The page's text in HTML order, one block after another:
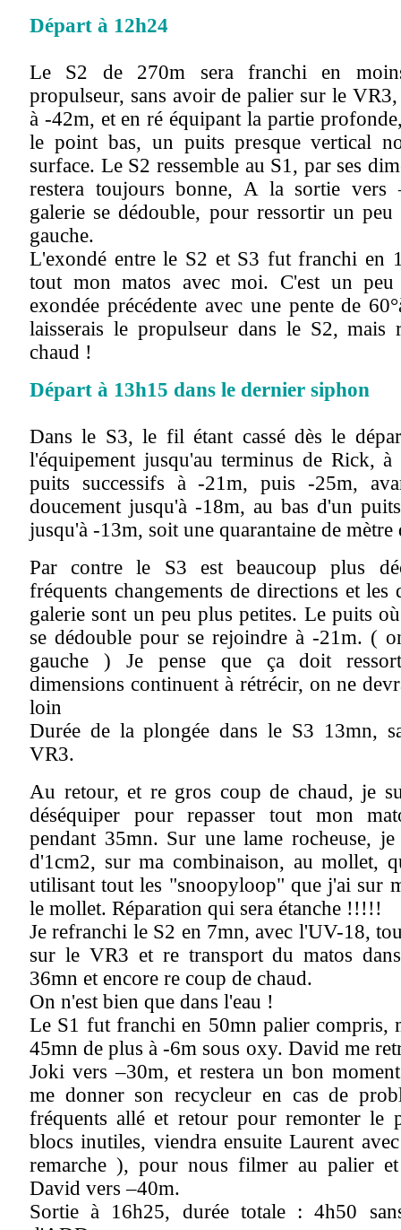
Départ à 12h24
Le S2 de 270m sera franchi en
propulseur, sans avoir de palier sur le VR3,
à -42m, et en ré équipant la partie
le point bas, un puits presque vertical
surface. Le S2 ressemble au S1, par ses
restera toujours bonne, A la sortie vers
galerie se dédouble, pour ressortir un
gauche.
L'exondé entre le S2 et S3 fut franchi en
tout mon matos avec moi. C'est un
exondée précédente avec une pente de
laisserais le propulseur dans le S2, mais
chaud !
Départ à 13h15 dans le dernier siphon
Dans le S3, le fil étant cassé dès le
l'équipement jusqu'au terminus de Rick,
puits successifs à -21m, puis -25m,
doucement jusqu'à -18m, au bas d'un
jusqu'à -13m, soit une quarantaine de
Par contre le S3 est beaucoup plus
fréquents changements de directions et les
galerie sont un peu plus petites. Le puits
se dédouble pour se rejoindre à -21m. (
gauche ) Je pense que ça doit
dimensions continuent à rétrécir, on ne
loin
Durée de la plongée dans le S3 13mn,
VR3.
Au retour, et re gros coup de chaud, je
déséquiper pour repasser tout mon
pendant 35mn. Sur une lame rocheuse,
d'1cm2, sur ma combinaison, au mollet,
utilisant tout les "snoopyloop" que j'ai sur
le mollet. Réparation qui sera étanche !!!!!
Je refranchi le S2 en 7mn, avec l'UV-18,
sur le VR3 et re transport du matos
36mn et encore re coup de chaud.
On n'est bien que dans l'eau !
Le S1 fut franchi en 50mn palier compris,
45mn de plus à -6m sous oxy. David me
Joki vers –30m, et restera un bon
me donner son recycleur en cas de
fréquents allé et retour pour remonter le
blocs inutiles, viendra ensuite Laurent
remarche ), pour nous filmer au palier et
David vers –40m.
Sortie à 16h25, durée totale : 4h50